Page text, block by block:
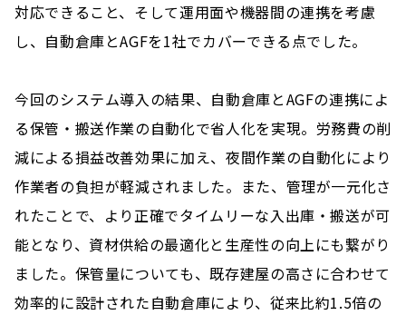
対応できること、そして運用面や機器間の連携を考慮
し、自動倉庫とAGFを1社でカバーできる点でした。
今回のシステム導入の結果、自動倉庫とAGFの連携によ
る保管・搬送作業の自動化で省人化を実現。労務費の削
減による損益改善効果に加え、夜間作業の自動化により
作業者の負担が軽減されました。また、管理が一元化さ
れたことで、より正確でタイムリーな入出庫・搬送が可
能となり、資材供給の最適化と生産性の向上にも繋がり
ました。保管量についても、既存建屋の高さに合わせて
効率的に設計された自動倉庫により、従来比約1.5倍の